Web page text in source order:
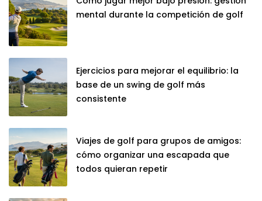
mental durante la competición de golf
Ejercicios para mejorar el equilibrio: la
base de un swing de golf más
consistente
Viajes de golf para grupos de amigos:
cómo organizar una escapada que
todos quieran repetir